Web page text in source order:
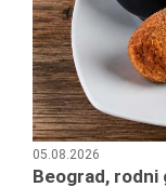
05.08.2026
Beograd,